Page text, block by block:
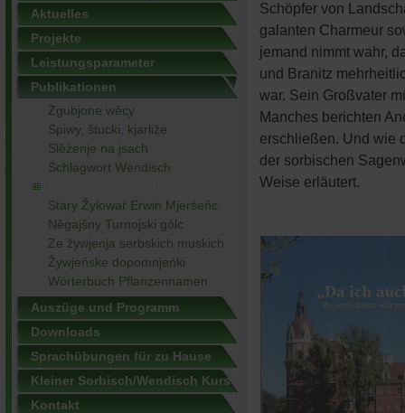
Aktuelles
Projekte
Leistungsparameter
Publikationen
Zgubjone wěcy
Spiwy, štucki, kjarliže
Slěźenje na jsach
Schlagwort Wendisch
Stary Žylowaŕ Erwin Mjerśeńc
Něgajšny Turnojski gólc
Ze žywjenja serbskich muskich
Žywjeńske dopomnjeńki
Wörterbuch Pflanzennamen
Auszüge und Programm
Downloads
Sprachübungen für zu Hause
Kleiner Sorbisch/Wendisch Kurs
Kontakt
Schöpfer von
galanten Charmeur
jemand nimmt wahr,
und Branitz
war. Sein Großvater
Manches berichten
erschließen. Und wie
der sorbischen
Weise erläutert.